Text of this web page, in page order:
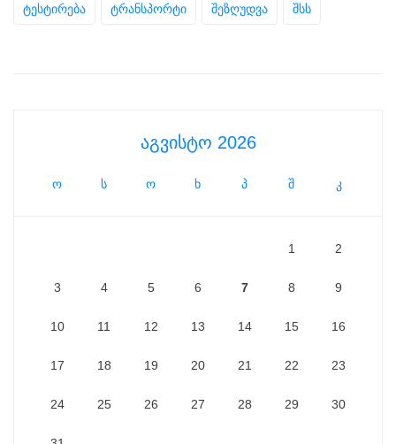
ტესტირება ტრანსპორტი შეზღუდვა შსს
აგვისტო 2026
ო ს ო ხ პ შ კ
1 2
3 4 5 6 7 8 9
10 11 12 13 14 15 16
17 18 19 20 21 22 23
24 25 26 27 28 29 30